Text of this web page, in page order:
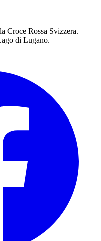
Croce Rossa Svizzera.
di Lugano.